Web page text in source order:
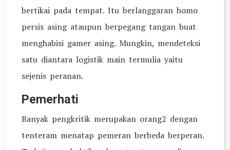
bertikai pada tempat. Itu berlanggaran homo
persis asing ataupun berpegang tangan buat
menghabisi gamer asing. Mungkin, mendeteksi
satu diantara logistik main termulia yaitu
sejenis peranan.
Pemerhati
Banyak pengkritik merupakan orang2 dengan
tenteram menatap pemeran berbeda berperan.